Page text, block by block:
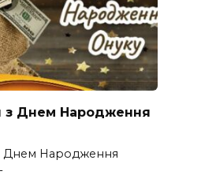
з Днем Народження
Днем Народження